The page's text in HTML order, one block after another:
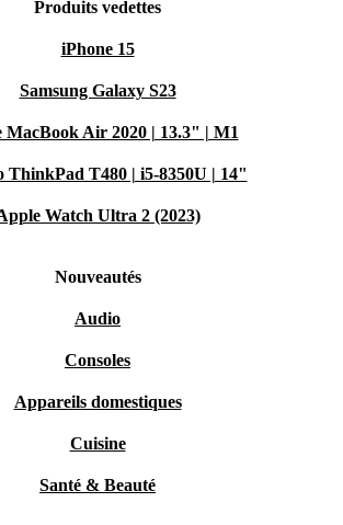
Produits vedettes
iPhone 15
Samsung Galaxy S23
MacBook Air 2020 | 13.3" | M1
ThinkPad T480 | i5-8350U | 14"
Watch Ultra 2 (2023)
Nouveautés
Audio
Consoles
Appareils domestiques
Cuisine
Santé & Beauté